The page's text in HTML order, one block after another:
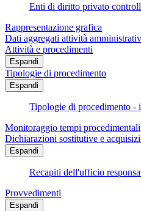
Enti di diritto privato
Rappresentazione grafica
Dati aggregati attività
Attività e procedimenti
Espandi
Tipologie di procedimento
Espandi
Tipologie di procedimento -
Monitoraggio tempi procedimentali
Dichiarazioni sostitutive e
Espandi
Recapiti dell'ufficio
Provvedimenti
Espandi